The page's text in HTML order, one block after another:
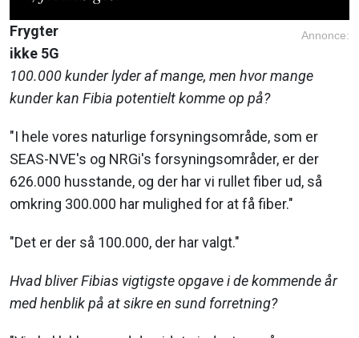
Annonce:
Frygter
ikke 5G
100.000 kunder lyder af mange, men hvor mange
kunder kan Fibia potentielt komme op på?
"I hele vores naturlige forsyningsområde, som er
SEAS-NVE's og NRGi's forsyningsområder, er der
626.000 husstande, og der har vi rullet fiber ud, så
omkring 300.000 har mulighed for at få fiber."
"Det er der så 100.000, der har valgt."
Hvad bliver Fibias vigtigste opgave i de kommende år
med henblik på at sikre en sund forretning?